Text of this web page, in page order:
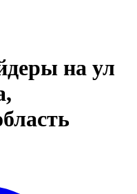
на ул